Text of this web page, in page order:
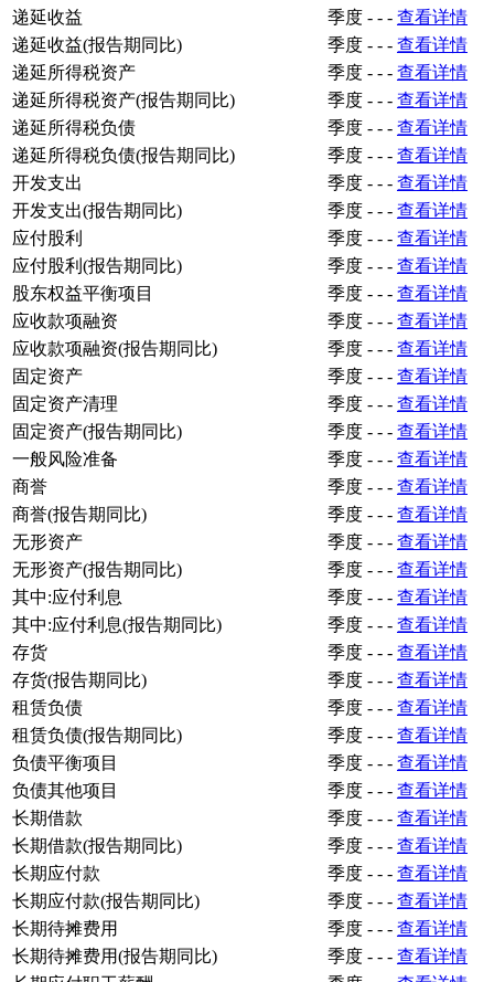
递延收益
季度 - - - 查看详情
递延收益(报告期同比)
季度 - - - 查看详情
递延所得税资产
季度 - - - 查看详情
递延所得税资产(报告期同比)
季度 - - - 查看详情
递延所得税负债
季度 - - - 查看详情
递延所得税负债(报告期同比)
季度 - - - 查看详情
开发支出
季度 - - - 查看详情
开发支出(报告期同比)
季度 - - - 查看详情
应付股利
季度 - - - 查看详情
应付股利(报告期同比)
季度 - - - 查看详情
股东权益平衡项目
季度 - - - 查看详情
应收款项融资
季度 - - - 查看详情
应收款项融资(报告期同比)
季度 - - - 查看详情
固定资产
季度 - - - 查看详情
固定资产清理
季度 - - - 查看详情
固定资产(报告期同比)
季度 - - - 查看详情
一般风险准备
季度 - - - 查看详情
商誉
季度 - - - 查看详情
商誉(报告期同比)
季度 - - - 查看详情
无形资产
季度 - - - 查看详情
无形资产(报告期同比)
季度 - - - 查看详情
其中:应付利息
季度 - - - 查看详情
其中:应付利息(报告期同比)
季度 - - - 查看详情
存货
季度 - - - 查看详情
存货(报告期同比)
季度 - - - 查看详情
租赁负债
季度 - - - 查看详情
租赁负债(报告期同比)
季度 - - - 查看详情
负债平衡项目
季度 - - - 查看详情
负债其他项目
季度 - - - 查看详情
长期借款
季度 - - - 查看详情
长期借款(报告期同比)
季度 - - - 查看详情
长期应付款
季度 - - - 查看详情
长期应付款(报告期同比)
季度 - - - 查看详情
长期待摊费用
季度 - - - 查看详情
长期待摊费用(报告期同比)
季度 - - - 查看详情